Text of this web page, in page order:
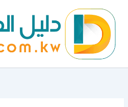
المحتوى